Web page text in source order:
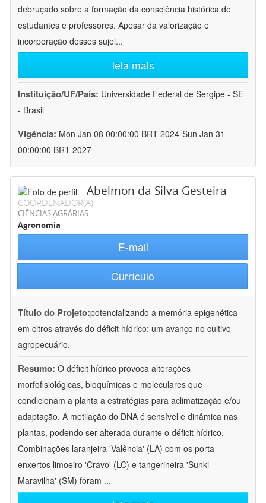
debruçado sobre a formação da consciência histórica de
estudantes e professores. Apesar da valorização e
incorporação desses sujei...
leia mais
Instituição/UF/País: Universidade Federal de Sergipe - SE
- Brasil
Vigência: Mon Jan 08 00:00:00 BRT 2024-Sun Jan 31
00:00:00 BRT 2027
Abelmon da Silva Gesteira
COORDENADOR(A)
CIÊNCIAS AGRÁRIAS
Agronomia
E-mail
Currículo
Título do Projeto:potencializando a memória epigenética
em citros através do déficit hídrico: um avanço no cultivo
agropecuário.
Resumo: O déficit hídrico provoca alterações
morfofisiológicas, bioquímicas e moleculares que
condicionam a planta a estratégias para aclimatização e/ou
adaptação. A metilação do DNA é sensível e dinâmica nas
plantas, podendo ser alterada durante o déficit hídrico.
Combinações laranjeira 'Valência' (LA) com os porta-
enxertos limoeiro 'Cravo' (LC) e tangerineira 'Sunki
Maravilha' (SM) foram ...